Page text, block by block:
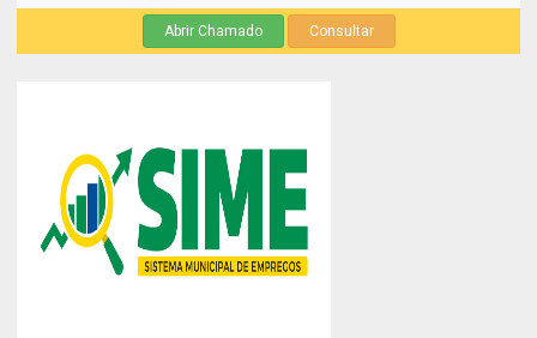
Abrir Chamado Consultar